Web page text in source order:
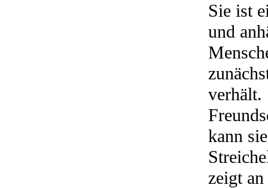
Sie ist
und
verhält.
kann
zeigt